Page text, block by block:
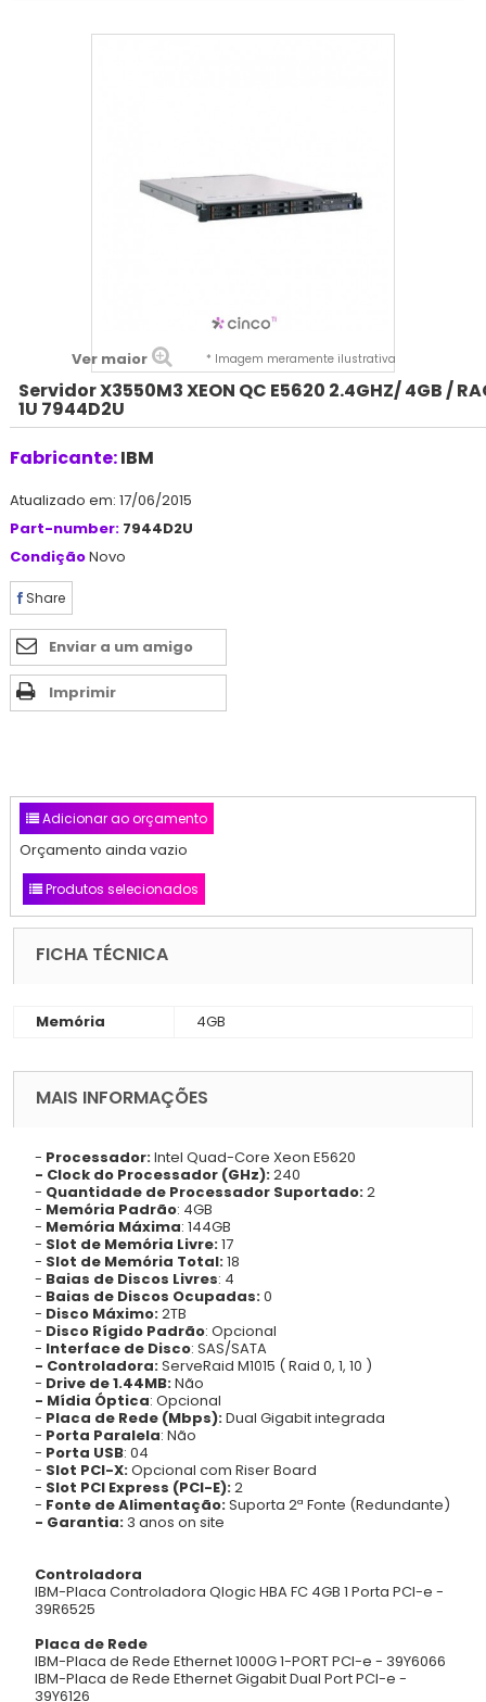
Ver maior * Imagem meramente ilustrativa
Servidor X3550M3 XEON QC E5620 2.4GHZ/ 4GB /
1U 7944D2U
Fabricante:IBM
Atualizado em: 17/06/2015
Part-number: 7944D2U
CondiçãoNovo
Share
Enviar a um amigo
Imprimir
Adicionar ao orçamento
Orçamento ainda vazio
Produtos selecionados
FICHA TÉCNICA
Memória 4GB
MAIS INFORMAÇÕES
- Processador:Intel Quad-Core Xeon E5620
- Clock do Processador (GHz):240
- Quantidade de Processador Suportado:2
- Memória Padrão: 4GB
- Memória Máxima: 144GB
- Slot de Memória Livre:17
- Slot de Memória Total:18
- Baias de Discos Livres: 4
- Baias de Discos Ocupadas:0
- Disco Máximo:2TB
- Disco Rígido Padrão: Opcional
- Interface de Disco: SAS/SATA
- Controladora:ServeRaid M1015 ( Raid 0, 1, 10 )
- Drive de 1.44MB:Não
- Mídia Óptica: Opcional
- Placa de Rede (Mbps):Dual Gigabit integrada
- Porta Paralela: Não
- Porta USB: 04
- Slot PCI-X:Opcional com Riser Board
- Slot PCI Express (PCI-E):2
- Fonte de Alimentação:Suporta 2ª Fonte (Redundante)
- Garantia: 3 anos on site
Controladora
IBM-Placa Controladora Qlogic HBA FC 4GB 1 Porta PCI-e -
39R6525
Placa de Rede
IBM-Placa de Rede Ethernet 1000G 1-PORT PCI-e - 39Y6066
IBM-Placa de Rede Ethernet Gigabit Dual Port PCI-e -
39Y6126